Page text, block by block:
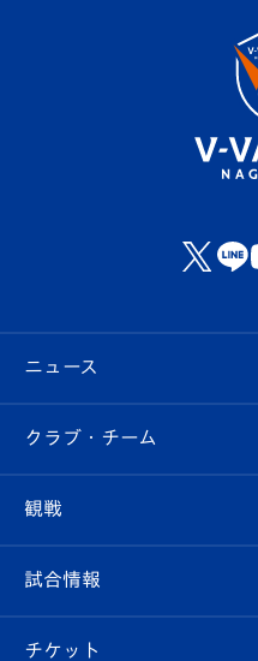
ニュース
すべて
クラブ
試合情報
クラブ・チーム
クラブ概要
観戦
観戦ルール
試合情報
試合日程/結果
チケット